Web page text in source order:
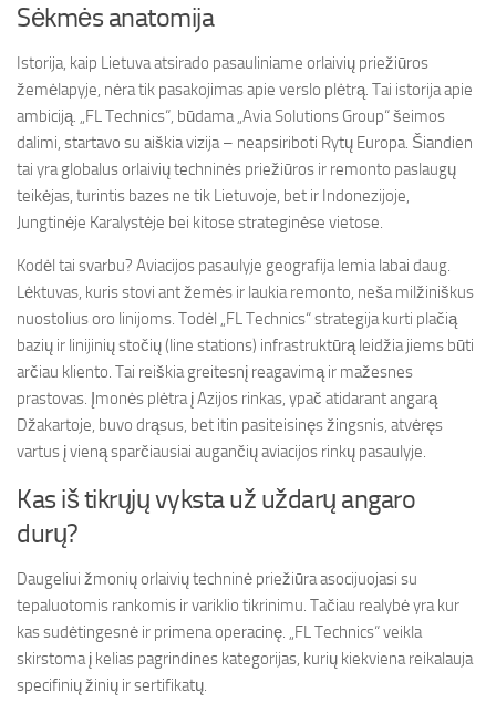
Sėkmės anatomija
Istorija, kaip Lietuva atsirado pasauliniame orlaivių priežiūros
žemėlapyje, nėra tik pasakojimas apie verslo plėtrą. Tai istorija apie
ambiciją. „FL Technics“, būdama „Avia Solutions Group“ šeimos
dalimi, startavo su aiškia vizija – neapsiriboti Rytų Europa. Šiandien
tai yra globalus orlaivių techninės priežiūros ir remonto paslaugų
teikėjas, turintis bazes ne tik Lietuvoje, bet ir Indonezijoje,
Jungtinėje Karalystėje bei kitose strateginėse vietose.
Kodėl tai svarbu? Aviacijos pasaulyje geografija lemia labai daug.
Lėktuvas, kuris stovi ant žemės ir laukia remonto, neša milžiniškus
nuostolius oro linijoms. Todėl „FL Technics“ strategija kurti plačią
bazių ir linijinių stočių (line stations) infrastruktūrą leidžia jiems būti
arčiau kliento. Tai reiškia greitesnį reagavimą ir mažesnes
prastovas. Įmonės plėtra į Azijos rinkas, ypač atidarant angarą
Džakartoje, buvo drąsus, bet itin pasiteisinęs žingsnis, atvėręs
vartus į vieną sparčiausiai augančių aviacijos rinkų pasaulyje.
Kas iš tikrųjų vyksta už uždarų angaro
durų?
Daugeliui žmonių orlaivių techninė priežiūra asocijuojasi su
tepaluotomis rankomis ir variklio tikrinimu. Tačiau realybė yra kur
kas sudėtingesnė ir primena operacinę. „FL Technics“ veikla
skirstoma į kelias pagrindines kategorijas, kurių kiekviena reikalauja
specifinių žinių ir sertifikatų.